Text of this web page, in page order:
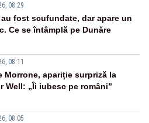
08:29
au fost scufundate, dar apare un
Ce se întâmplă pe Dunăre
08:11
Morrone, apariție surpriză la
Well: „Îi iubesc pe români”
08:05